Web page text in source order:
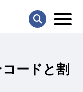
ードと割